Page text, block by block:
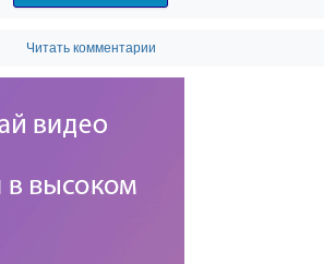
Читать комментарии